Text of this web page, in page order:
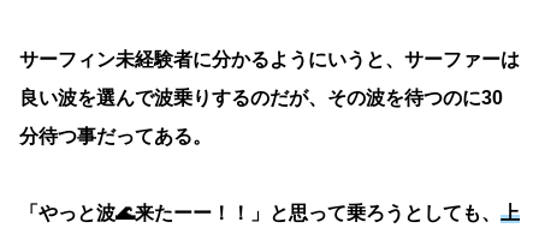
サーフィン未経験者に分かるようにいうと、サーファーは
良い波を選んで波乗りするのだが、その波を待つのに30
分待つ事だってある。
「やっと波🌊来たーー！！」と思って乗ろうとしても、 上